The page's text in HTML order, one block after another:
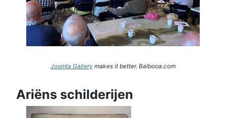
Joomla Gallery makes it better. Balbooa.com
Ariëns schilderijen